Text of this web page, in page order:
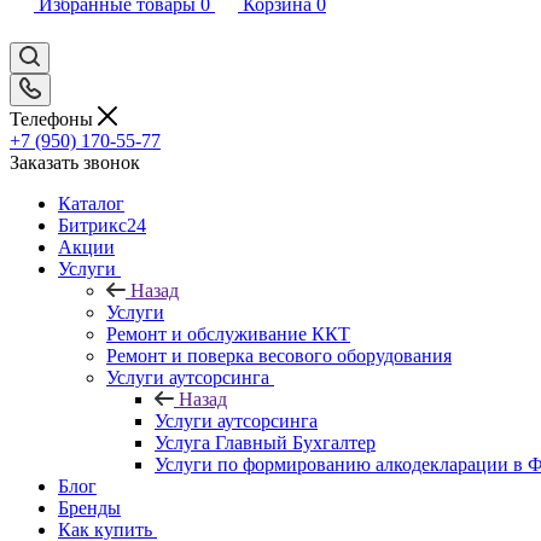
Избранные товары 0 Корзина 0
Телефоны
+7 (950) 170-55-77
Заказать звонок
Каталог
Битрикс24
Акции
Услуги
Назад
Услуги
Ремонт и обслуживание ККТ
Ремонт и поверка весового оборудования
Услуги аутсорсинга
Назад
Услуги аутсорсинга
Услуга Главный Бухгалтер
Услуги по формированию алкодекларации в
Блог
Бренды
Как купить